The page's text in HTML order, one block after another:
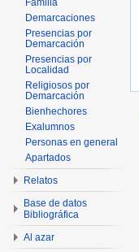
Familia
Demarcaciones
Presencias por
Demarcación
Presencias por
Localidad
Religiosos por
Demarcación
Bienhechores
Exalumnos
Personas en general
Apartados
Relatos
Base de datos
Bibliográfica
Al azar